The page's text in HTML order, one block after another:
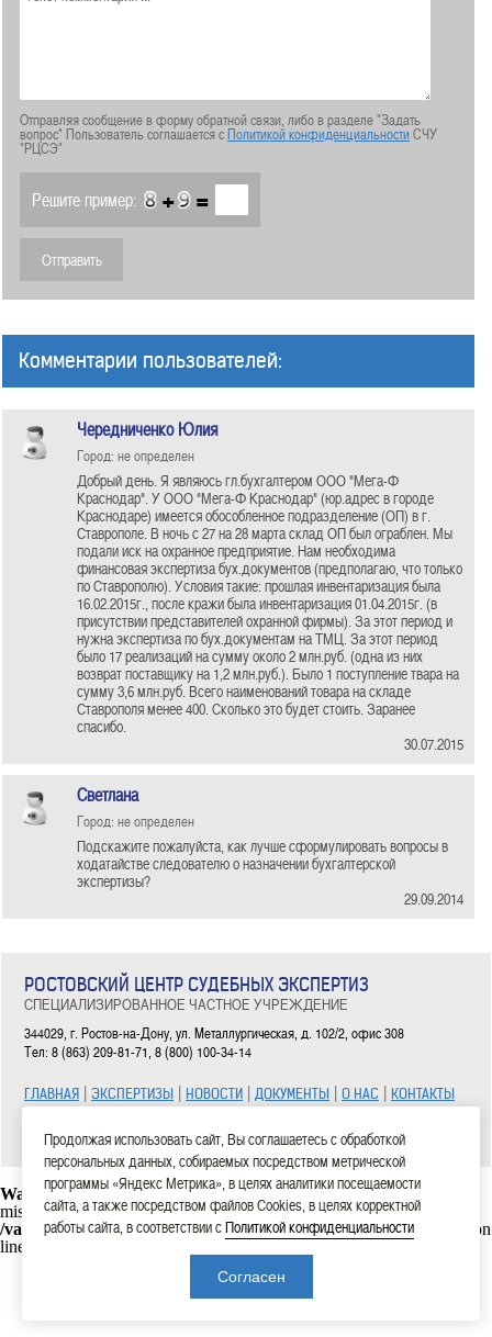
Отправляя сообщение в форму обратной связи, либо в разделе "Задать
вопрос" Пользователь соглашается сПолитикой конфиденциальностиСЧУ
"РЦСЭ"
Решите пример: + =
Комментарии пользователей:
Чередниченко Юлия
Город: не определен
Добрый день. Я являюсь гл.бухгалтером ООО "Мега-Ф
Краснодар". У ООО "Мега-Ф Краснодар" (юр.адрес в городе
Краснодаре) имеется обособленное подразделение (ОП) в г.
Ставрополе. В ночь с 27 на 28 марта склад ОП был ограблен. Мы
подали иск на охранное предприятие. Нам необходима
финансовая экспертиза бух.документов (предполагаю, что только
по Ставрополю). Условия такие: прошлая инвентаризация была
16.02.2015г., после кражи была инвентаризация 01.04.2015г. (в
присутствии представителей охранной фирмы). За этот период и
нужна экспертиза по бух.документам на ТМЦ. За этот период
было 17 реализаций на сумму около 2 млн.руб. (одна из них
возврат поставщику на 1,2 млн.руб.). Было 1 поступление твара на
сумму 3,6 млн.руб. Всего наименований товара на складе
Ставрополя менее 400. Сколько это будет стоить. Заранее
спасибо.
30.07.2015
Светлана
Город: не определен
Подскажите пожалуйста, как лучше сформулировать вопросы в
ходатайстве следователю о назначении бухгалтерской
экспертизы?
29.09.2014
РОСТОВСКИЙ ЦЕНТР СУДЕБНЫХ ЭКСПЕРТИЗ
СПЕЦИАЛИЗИРОВАННОЕ ЧАСТНОЕ УЧРЕЖДЕНИЕ
344029, г. Ростов-на-Дону, ул. Металлургическая, д. 102/2, офис 308
Тел: 8 (863) 209-81-71, 8 (800) 100-34-14
ГЛАВНАЯ | ЭКСПЕРТИЗЫ | НОВОСТИ | ДОКУМЕНТЫ | О НАС | КОНТАКТЫ
2006—2026 СЧУ «Ростовский центр судебных экспертиз»
Warning: mysql_connect(): Headers and client library minor version
mismatch. Headers:101113 Library:30317 in
/var/www/rostexpert.ru/data/www/rostexpert.ru/blocks/db.php
on
line
Продолжая использовать сайт, Вы соглашаетесь с обработкой
персональных данных, собираемых посредством метрической
программы «Яндекс Метрика», в целях аналитики посещаемости
сайта, а также посредством файлов Cookies, в целях корректной
работы сайта, в соответствии сПолитикой конфиденциальности
Согласен